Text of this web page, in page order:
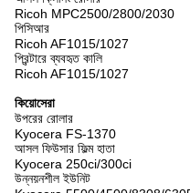
Ricoh MPC2500/2800/2030
পিসিআর
Ricoh AF1015/1027
প্রিন্টারে ব্যবহৃত কালি
Ricoh AF1015/1027
কিয়োসেরা
উপরের রোলার
Kyocera FS-1370
আসল ফিউসার ফিল্ম হাতা
Kyocera 250ci/300ci
উন্নয়নশীল ইউনিট